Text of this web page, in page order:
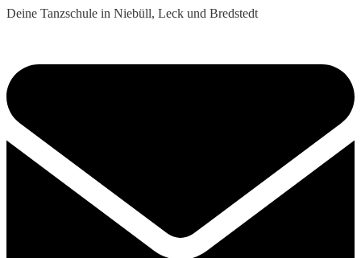
Deine Tanzschule in Niebüll, Leck und Bredstedt